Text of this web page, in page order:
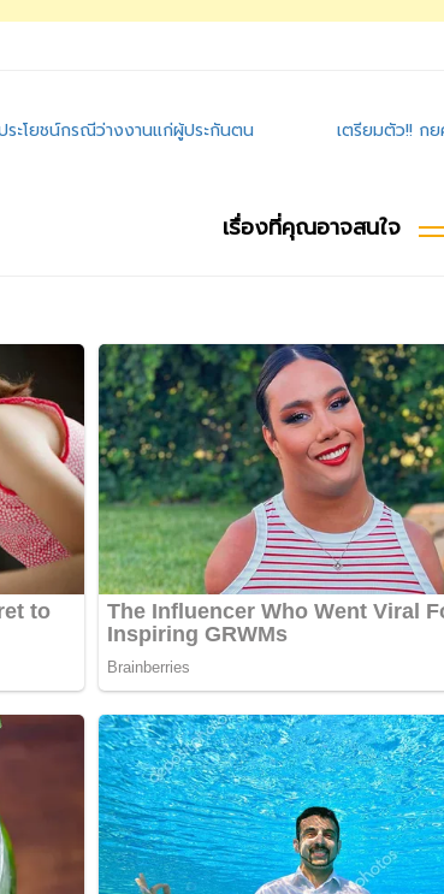
ะโยชน์กรณีว่างงานแก่ผู้ประกันตน
เตรียมตัว!! ก
เรื่องที่คุณอาจสนใจ